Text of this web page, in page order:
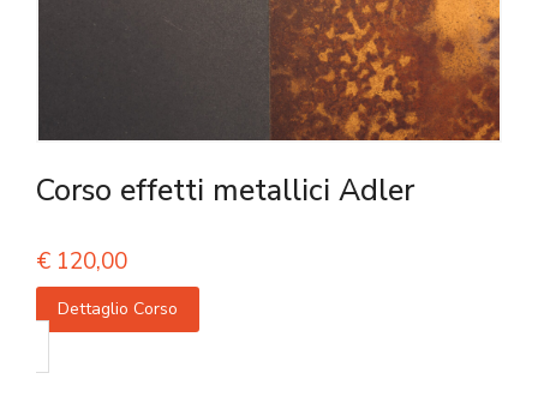
Corso effetti metallici Adler
€ 120,00
Dettaglio Corso